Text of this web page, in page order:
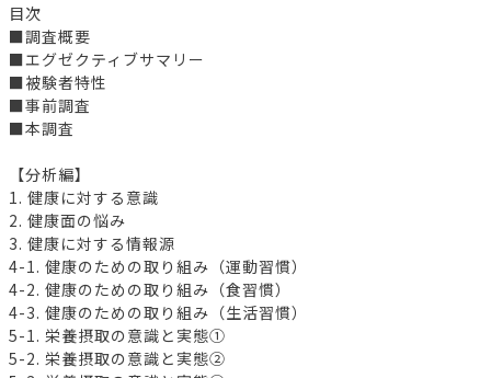
目次
■調査概要
■エグゼクティブサマリー
■被験者特性
■事前調査
■本調査
【分析編】
1. 健康に対する意識
2. 健康面の悩み
3. 健康に対する情報源
4-1. 健康のための取り組み（運動習慣）
4-2. 健康のための取り組み（食習慣）
4-3. 健康のための取り組み（生活習慣）
5-1. 栄養摂取の意識と実態①
5-2. 栄養摂取の意識と実態②